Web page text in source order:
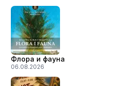
Флора и фауна
06.08.2026